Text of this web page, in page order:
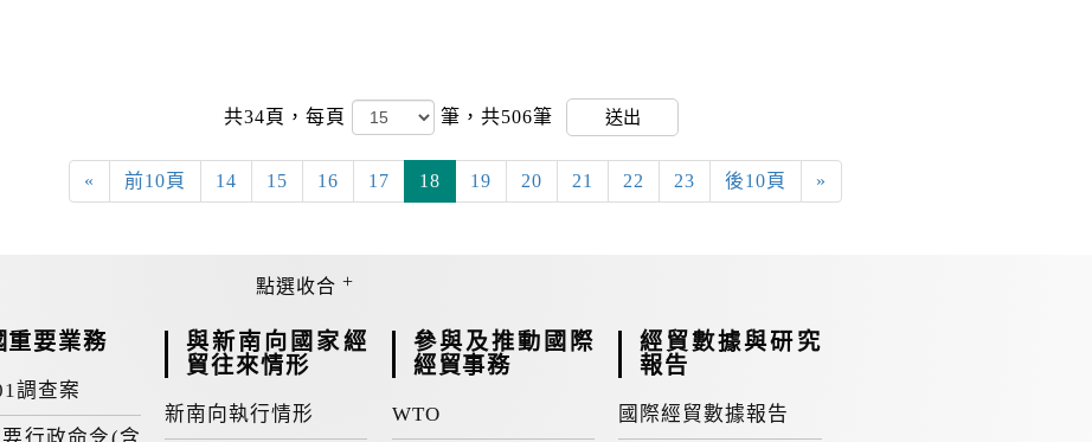
共34頁，每頁 筆，共506筆 送出
« 前10頁 14 15 16 17 18 19 20 21 22 23 後10頁 »
重要業務
調查案
與新南向國家經
貿往來情形
新南向執行情形
參與及推動國際
經貿事務
WTO
經貿數據與研究
報告
國際經貿數據報告